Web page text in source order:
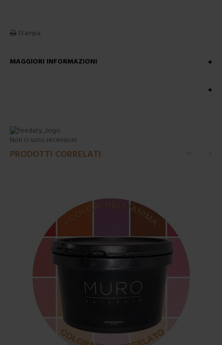
Stampa
MAGGIORI INFORMAZIONI
Non ci sono recensioni
PRODOTTI CORRELATI